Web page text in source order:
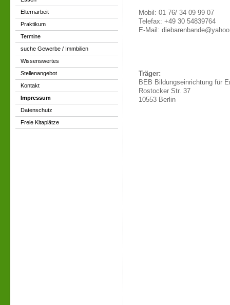
Elternarbeit
Praktikum
Termine
suche Gewerbe / Immbilien
Wissenswertes
Stellenangebot
Kontakt
Impressum
Datenschutz
Freie Kitaplätze
Mobil: 01 76/ 34 09 99 07
Telefax: +49 30 54839764
E-Mail:
Träger:
BEB Bildungseinrichtung für
Rostocker Str. 37
10553 Berlin